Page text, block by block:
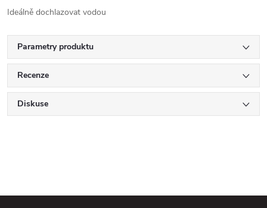
Ideálně dochlazovat vodou
Parametry produktu
Recenze
Diskuse